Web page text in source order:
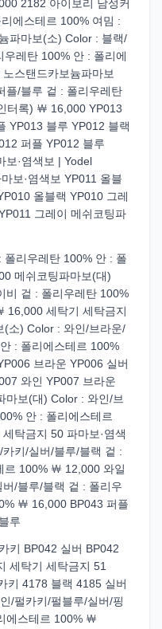
2182 아이보리 남성커
에스테르 100% 여밈 :
파마보(소) Color : 블랙/
레탄 100% 안 : 폴리에
스탠드카보늄파마보
플/블루 겉 : 폴리우레탄
터록) ￦ 16,000 YP013
YP013 블루 YP012 블랙
퍼플 YP012 블루
보·염색보 | Yodel
보·염색보 YP011 올블
올블랙 YP010 그레
그레이 메쉬코팅파
리우레탄 100% 안 : 폴
메쉬코팅파마보(대)
비 겉 : 폴리우레탄 100%
16,000 세탁기 세탁금지
(소) Color : 와인/브라운/
: 폴리에스테르 100%
브라운 YP006 실버
와인 YP007 브라운
마보(대) Color : 와인/브
안 : 폴리에스테르
탁금지 50 파마보·염색
키/실버/블루/블랙 겉 :
르 100% ￦ 12,000 와일
/블루/블랙 겉 : 폴리우
￦ 16,000 BP043 퍼플
루
키 BP042 실버 BP042
세탁기 세탁금지 51
키 4178 블랙 4185 실버
/펄카키/펄블루/실버/핑
에스테르 100% ￦